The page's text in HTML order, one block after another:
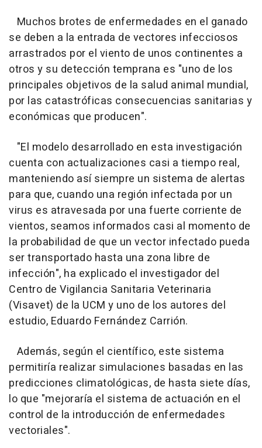
Muchos brotes de enfermedades en el ganado
se deben a la entrada de vectores infecciosos
arrastrados por el viento de unos continentes a
otros y su detección temprana es "uno de los
principales objetivos de la salud animal mundial,
por las catastróficas consecuencias sanitarias y
económicas que producen".
"El modelo desarrollado en esta investigación
cuenta con actualizaciones casi a tiempo real,
manteniendo así siempre un sistema de alertas
para que, cuando una región infectada por un
virus es atravesada por una fuerte corriente de
vientos, seamos informados casi al momento de
la probabilidad de que un vector infectado pueda
ser transportado hasta una zona libre de
infección", ha explicado el investigador del
Centro de Vigilancia Sanitaria Veterinaria
(Visavet) de la UCM y uno de los autores del
estudio, Eduardo Fernández Carrión.
Además, según el científico, este sistema
permitiría realizar simulaciones basadas en las
predicciones climatológicas, de hasta siete días,
lo que "mejoraría el sistema de actuación en el
control de la introducción de enfermedades
vectoriales".